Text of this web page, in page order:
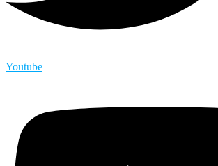
Youtube